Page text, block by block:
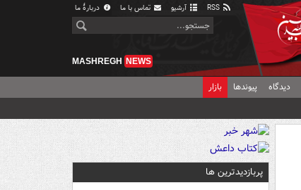
آرشیو تماس با ما دربارهٔ ما
MASHREGH NEWS
دیدگاه پیوندها بازار
پربازدیدترین ها